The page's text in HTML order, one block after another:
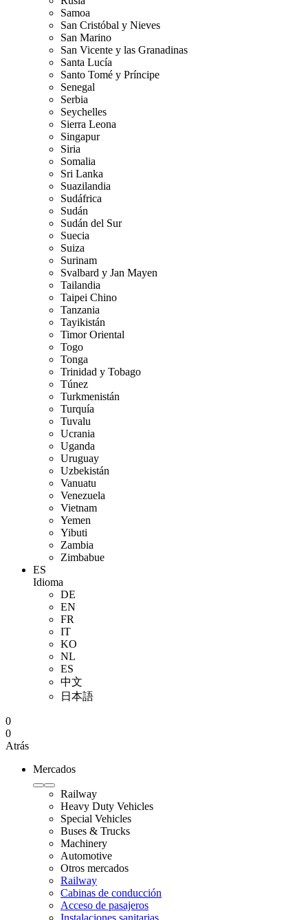
Samoa
San Cristóbal y Nieves
San Marino
San Vicente y las Granadinas
Santa Lucía
Santo Tomé y Príncipe
Senegal
Serbia
Seychelles
Sierra Leona
Singapur
Siria
Somalia
Sri Lanka
Suazilandia
Sudáfrica
Sudán
Sudán del Sur
Suecia
Suiza
Surinam
Svalbard y Jan Mayen
Tailandia
Taipei Chino
Tanzania
Tayikistán
Timor Oriental
Togo
Tonga
Trinidad y Tobago
Túnez
Turkmenistán
Turquía
Tuvalu
Ucrania
Uganda
Uruguay
Uzbekistán
Vanuatu
Venezuela
Vietnam
Yemen
Yibuti
Zambia
Zimbabue
ES
Idioma
DE
EN
FR
IT
KO
NL
ES
中文
日本語
0
0
Atrás
Mercados
Railway
Heavy Duty Vehicles
Special Vehicles
Buses & Trucks
Machinery
Automotive
Otros mercados
Railway
Cabinas de conducción
Acceso de pasajeros
Instalaciones sanitarias